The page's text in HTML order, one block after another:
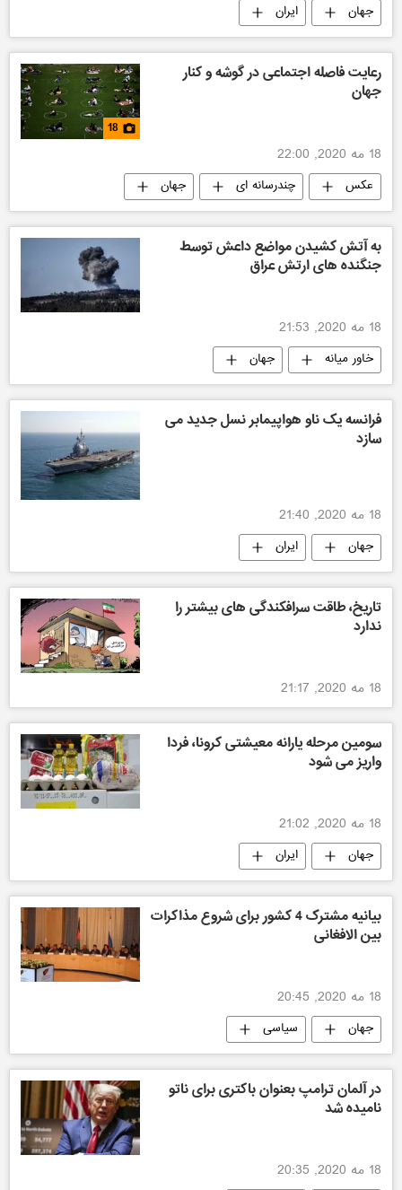
جهان ایران
رعایت فاصله اجتماعی در گوشه و کنار
جهان
18
18 مه 2020, 22:00
عکس چندرسانه ای جهان
به آتش کشیدن مواضع داعش توسط
جنگنده‌ های ارتش عراق
18 مه 2020, 21:53
خاور میانه جهان
فرانسه یک ناو هواپیمابر نسل جدید می
سازد
18 مه 2020, 21:40
جهان ایران
تاریخ، طاقت سرافکندگی‌ های بیشتر را
ندارد
18 مه 2020, 21:17
سومین مرحله یارانه معیشتی کرونا، فردا
واریز می شود
18 مه 2020, 21:02
جهان ایران
بیانیه مشترک 4 کشور برای شروع مذاکرات
بین الافغانی
18 مه 2020, 20:45
جهان سیاسی
در آلمان ترامپ بعنوان باکتری برای ناتو
نامیده شد
18 مه 2020, 20:35